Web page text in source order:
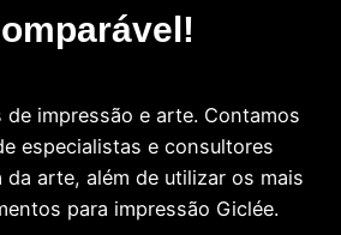
de impressão e arte. Contamos
especialistas e consultores
arte, além de utilizar os mais
para impressão Giclée.